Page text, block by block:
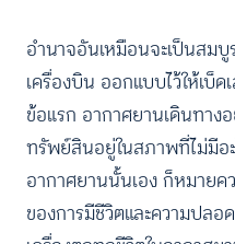
อำนาจอันเหมือนจะเป็นส
เครื่องบิน ออกแบบไว้ให้เบ็ด
ข้อแรก อากาศยานเดินทาง
ทรัพย์สินอยู่ในสภาพที่ไม่มีอ
อากาศยานนั้นเอง ก็หมาย
ของการมีชีวิตและความปล
ซ่อนรูปภาพ
ลดการเคลื่อนไ